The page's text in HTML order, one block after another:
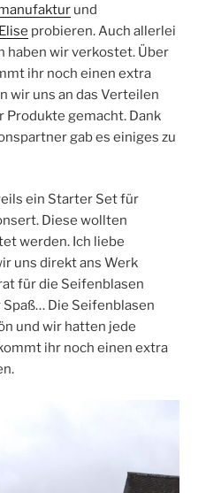
und
probieren. Auch allerlei
haben wir verkostet. Über
ihr noch einen extra
wir uns an das Verteilen
Produkte gemacht. Dank
gab es einiges zu
ein Starter Set für
Diese wollten
werden. Ich liebe
uns direkt ans Werk
für die Seifenblasen
Die Seifenblasen
und wir hatten jede
ihr noch einen extra